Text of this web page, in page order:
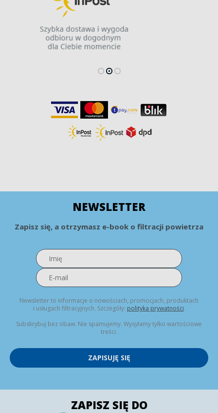
NEWSLETTER
Zapisz się, a otrzymasz e-book o filtracji powietrza
Newsletter to informacje o nowościach, promocjach, produktach
i usługach filtracyjnych. Szczegóły: polityka prywatności.
Subskrybuj bez obaw. Nie spamujemy. Wysyłamy tylko wartościowe
treści.
ZAPISUJĘ SIĘ
ZAPISZ SIĘ DO